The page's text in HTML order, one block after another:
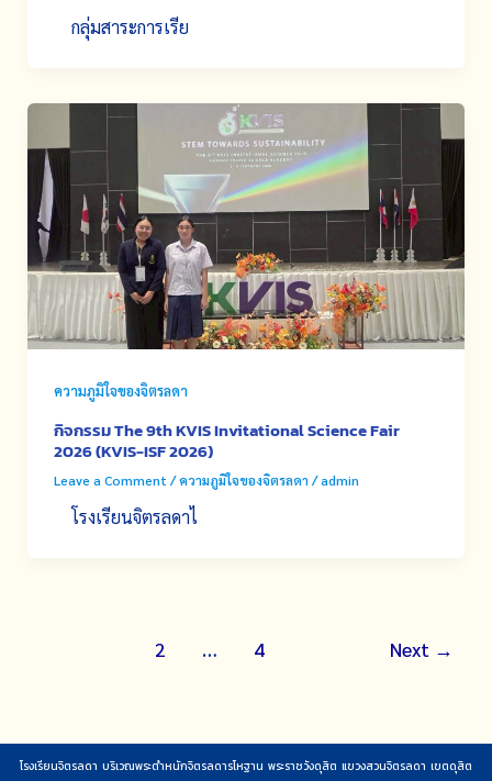
กลุ่มสาระการเรีย
ความภูมิใจของจิตรลดา
กิจกรรม The 9th KVIS Invitational Science Fair
2026 (KVIS-ISF 2026)
Leave a Comment /ความภูมิใจของจิตรลดา /admin
โรงเรียนจิตรลดาไ
2 … 4 Next →
โรงเรียนจิตรลดา บริเวณพระตำหนักจิตรลดารโหฐาน พระราชวังดุสิต แขวงสวนจิตรลดา เขตดุสิต